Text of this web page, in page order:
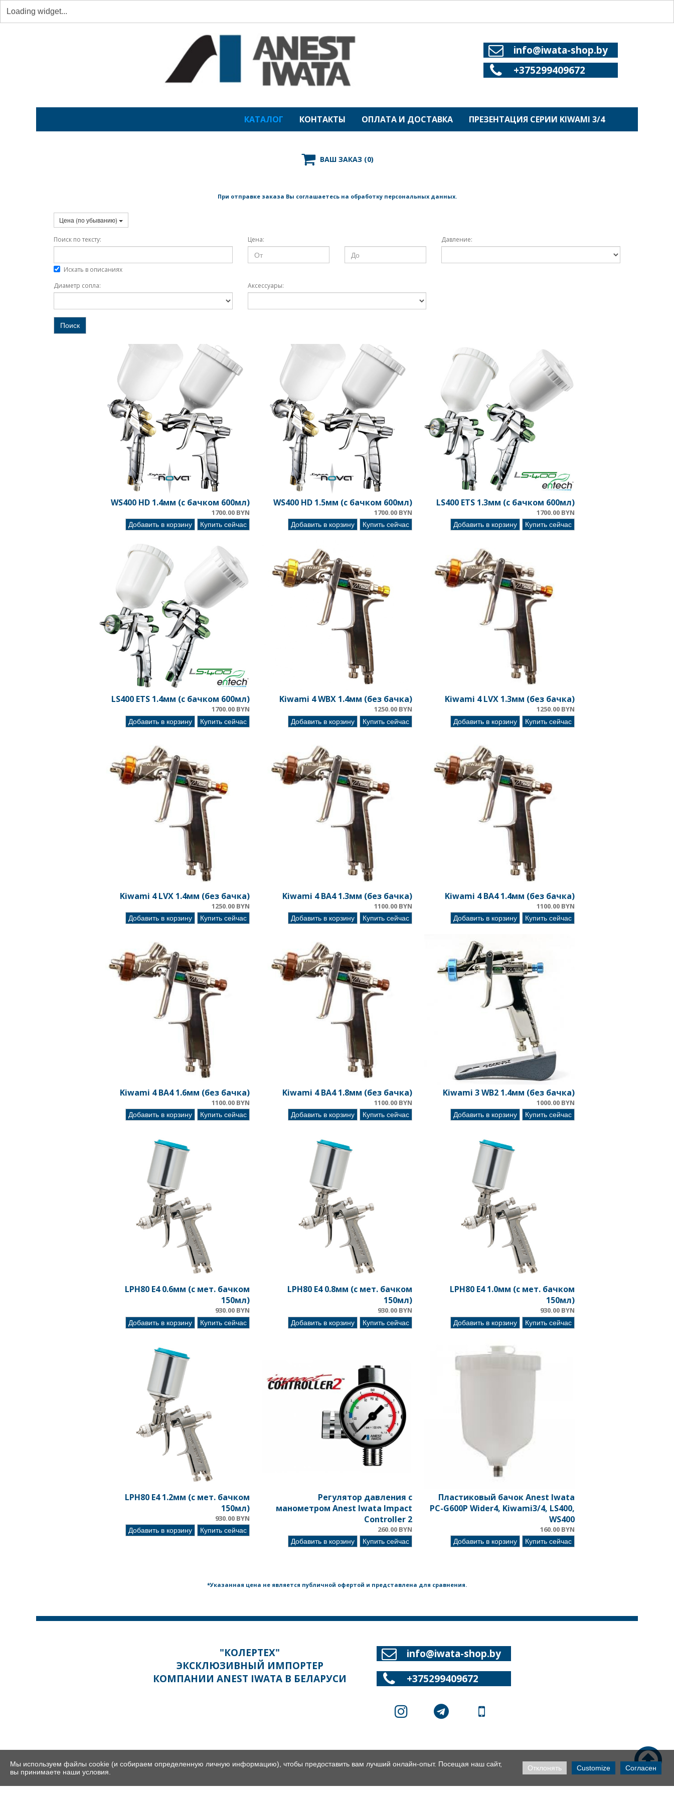

 info@iwata-shop.by
 +375299409672
КАТАЛОГ КОНТАКТЫ ОПЛАТА И ДОСТАВКА ПРЕЗЕНТАЦИЯ СЕРИИ KIWAMI 3/4
 ВАШ ЗАКАЗ (0)
При отправке заказа Вы соглашаетесь на обработку персональных данных.
Цена (по убыванию)
Поиск по тексту:
Искать в описаниях
Цена: Давление:
Диаметр сопла: Аксессуары:
Поиск
WS400 HD 1.4мм (с бачком 600мл)
1700.00 BYN
Добавить в корзину Купить сейчас
WS400 HD 1.5мм (с бачком 600мл)
1700.00 BYN
Добавить в корзину Купить сейчас
LS400 ETS 1.3мм (с бачком 600мл)
1700.00 BYN
Добавить в корзину Купить сейчас
LS400 ETS 1.4мм (с бачком 600мл)
1700.00 BYN
Добавить в корзину Купить сейчас
Kiwami 4 WBX 1.4мм (без бачка)
1250.00 BYN
Добавить в корзину Купить сейчас
Kiwami 4 LVX 1.3мм (без бачка)
1250.00 BYN
Добавить в корзину Купить сейчас
Kiwami 4 LVX 1.4мм (без бачка)
1250.00 BYN
Добавить в корзину Купить сейчас
Kiwami 4 BA4 1.3мм (без бачка)
1100.00 BYN
Добавить в корзину Купить сейчас
Kiwami 4 BA4 1.4мм (без бачка)
1100.00 BYN
Добавить в корзину Купить сейчас
Kiwami 4 BA4 1.6мм (без бачка)
1100.00 BYN
Добавить в корзину Купить сейчас
Kiwami 4 BA4 1.8мм (без бачка)
1100.00 BYN
Добавить в корзину Купить сейчас
Kiwami 3 WB2 1.4мм (без бачка)
1000.00 BYN
Добавить в корзину Купить сейчас
LPH80 E4 0.6мм (c мет. бачком
150мл)
930.00 BYN
Добавить в корзину Купить сейчас
LPH80 E4 0.8мм (c мет. бачком
150мл)
930.00 BYN
Добавить в корзину Купить сейчас
LPH80 E4 1.0мм (c мет. бачком
150мл)
930.00 BYN
Добавить в корзину Купить сейчас
LPH80 E4 1.2мм (c мет. бачком
150мл)
930.00 BYN
Добавить в корзину Купить сейчас
Регулятор давления с
манометром Anest Iwata Impact
Controller 2
260.00 BYN
Добавить в корзину Купить сейчас
Пластиковый бачок Anest Iwata
PC-G600P Wider4, Kiwami3/4, LS400,
WS400
160.00 BYN
Добавить в корзину Купить сейчас
*Указанная цена не является публичной офертой и представлена для сравнения.
"КОЛЕРТЕХ"
ЭКСКЛЮЗИВНЫЙ ИМПОРТЕР
КОМПАНИИ ANEST IWATA В БЕЛАРУСИ
 info@iwata-shop.by
 +375299409672
  
Мы используем файлы cookie (и собираем определенную личную информацию), чтобы предоставить вам лучший онлайн-опыт. Посещая наш сайт,
вы принимаете наши условия.
Отклонять Customize Согласен